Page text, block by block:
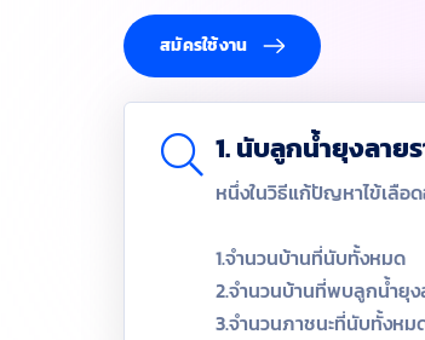
สมัครใช้งาน
1. นับลูกน้ำยุงลาย
หนึ่งในวิธีแก้ปัญหาไข้เลือ
1.จำนวนบ้านที่นับทั้งหมด
2.จำนวนบ้านที่พบลูกน้ำยุง
3.จำนวนภาชนะที่นับทั้งหม